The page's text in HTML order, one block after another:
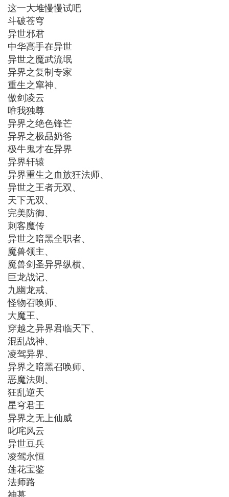
这一大堆慢慢试吧
斗破苍穹
异世邪君
中华高手在异世
异世之魔武流氓
异界之复制专家
重生之窜神、
傲剑凌云
唯我独尊
异界之绝色锋芒
异界之极品奶爸
极牛鬼才在异界
异界轩辕
异界重生之血族狂法师、
异世之王者无双、
天下无双、
完美防御、
刺客魔传
异世之暗黑全职者、
魔兽领主、
魔兽剑圣异界纵横、
巨龙战记、
九幽龙戒、
怪物召唤师、
大魔王、
穿越之异界君临天下、
混乱战神、
凌驾异界、
异界之暗黑召唤师、
恶魔法则、
狂乱逆天
星穹君王
异界之无上仙威
叱咤风云
异世豆兵
凌驾永恒
莲花宝鉴
法师路
神墓